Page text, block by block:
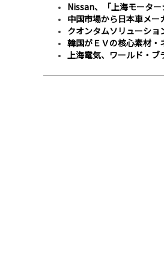
Nissan、「上海モータ
中国市場から日本車メー
クオンタムソリューシ
韓国がＥＶの核心素材
上海電気、ワールド・ブ